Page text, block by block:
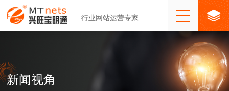
行业网站运营专家
新闻视角